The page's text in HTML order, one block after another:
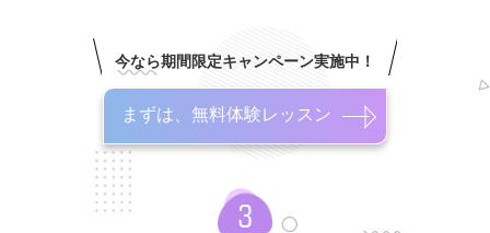
今なら期間限定キャンペーン実施中！
まずは、無料体験レッスン